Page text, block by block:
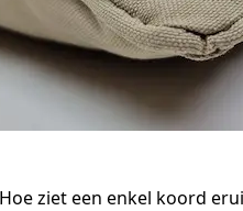
Hoe ziet een enkel koord